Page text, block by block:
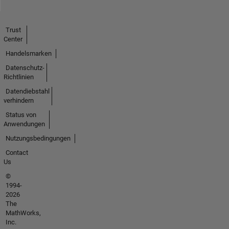
Trust
Center
Handelsmarken
Datenschutz-
Richtlinien
Datendiebstahl
verhindern
Status von
Anwendungen
Nutzungsbedingungen
Contact
Us
©
1994-
2026
The
MathWorks,
Inc.